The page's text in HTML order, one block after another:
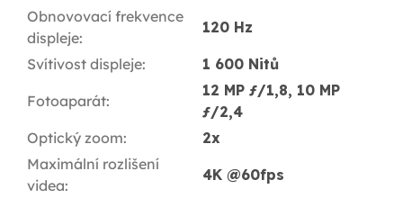
Obnovovací frekvence
displeje:
120 Hz
Svítivost displeje: 1 600 Nitů
Fotoaparát:
12 MP ƒ/1,8, 10 MP
ƒ/2,4
Optický zoom:
2x
Maximální rozlišení
videa:
4K @60fps